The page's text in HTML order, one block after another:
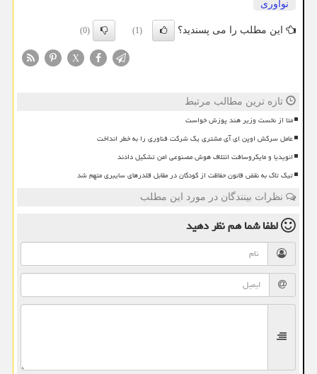
نوآوری
این مطلب را می پسندید؟ (1)
(0)
X
تازه ترین مطالب مرتبط
متا از نخست وزیر هند پوزش خواست
عامل سرکش اوپن ای آی مشتری یک شرکت فناوری را به خطر انداخت
انویدیا و مایکروسافت ائتلاف هوش مصنوعی امن تشکیل دادند
تیک تاک به نقض قانون حفاظت از کودکان در مقابل قلدرهای سایبری متهم شد
نظرات بینندگان در مورد این مطلب
لطفا شما همنظر دهید